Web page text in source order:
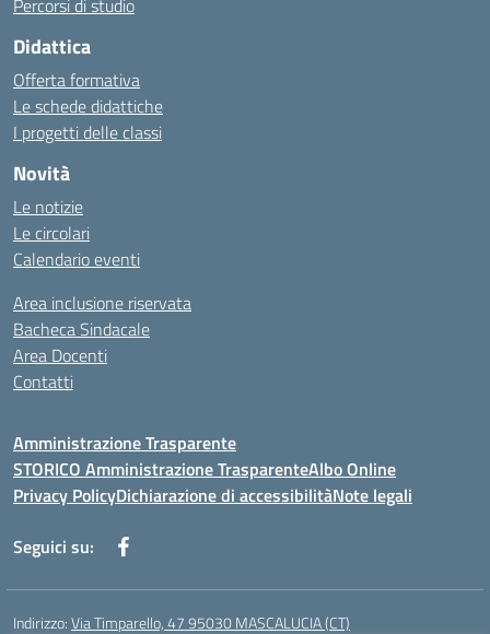
Percorsi di studio
Didattica
Offerta formativa
Le schede didattiche
I progetti delle classi
Novità
Le notizie
Le circolari
Calendario eventi
Area inclusione riservata
Bacheca Sindacale
Area Docenti
Contatti
Amministrazione Trasparente
STORICO Amministrazione TrasparenteAlbo Online
Privacy PolicyDichiarazione di accessibilitàNote legali
Seguici su:
Indirizzo:Via Timparello, 47 95030 MASCALUCIA (CT)